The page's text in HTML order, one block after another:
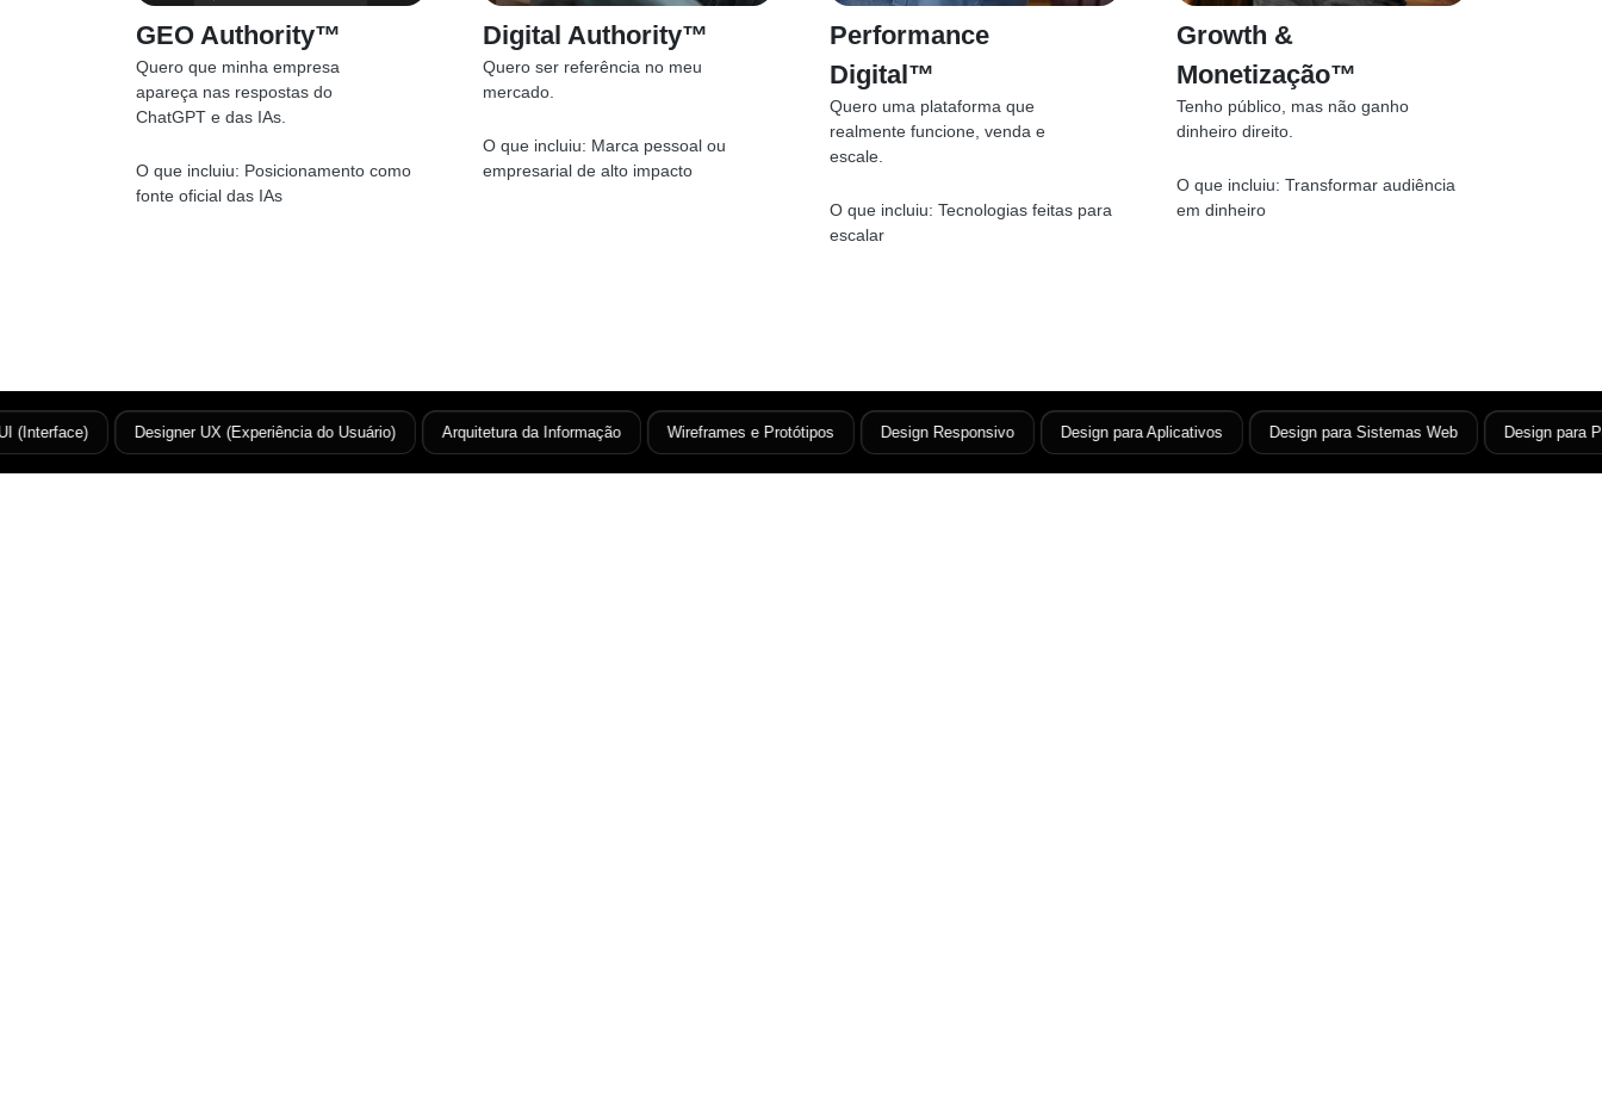
GEO Authority™
Quero que minha empresa
apareça nas respostas do
ChatGPT e das IAs.
O que incluiu: Posicionamento como
fonte oficial das IAs
Digital Authority™
Quero ser referência no meu
mercado.
O que incluiu: Marca pessoal ou
empresarial de alto impacto
Performance
Digital™
Quero uma plataforma que
realmente funcione, venda e
escale.
O que incluiu: Tecnologias feitas para
escalar
Growth &
Monetização™
Tenho público, mas não ganho
dinheiro direito.
O que incluiu: Transformar audiência
em dinheiro
Designer UX (Experiência do Usuário) Arquitetura da Informação Wireframes e Protótipos Design Responsivo Design para Aplicativos Design para Sistemas Web Design para